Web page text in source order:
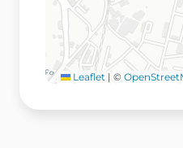
Leaflet | ©